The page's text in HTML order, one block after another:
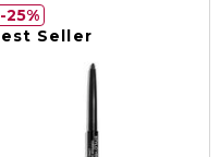
Seller
25%